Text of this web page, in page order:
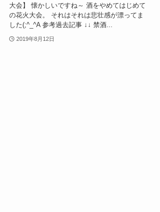
大会】 懐かしいですね～ 酒をやめてはじめて
の花火大会。 それはそれは悲壮感が漂ってま
した(;^_^A 参考過去記事 ↓↓ 禁酒...
2019年8月12日